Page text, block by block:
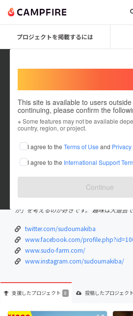
プロジェクトを掲載するには
This site is available to users
continuing, please confirm the
※ Some features may not be available
country, region, or project.
I agree to the Terms of Use and
I agree to the International Support
Continue
須藤健太
これまでに8回支援して4件のプロジェク
在住国：日本 現在地：千葉県
出身国：日本 出身地：千葉県
千葉県館山市 ㈱須藤牧場 中小企業診断士
００頭の牛と暮らしています。 「どうした
か」を考えるのが好きです。 趣味は大道芸
twitter.com/sudoumakiba
www.facebook.com/
www.sudo-farm.com/
www.instagram.com/sudoumakiba/
支援したプロジェクト 8 投稿したプロジェクト